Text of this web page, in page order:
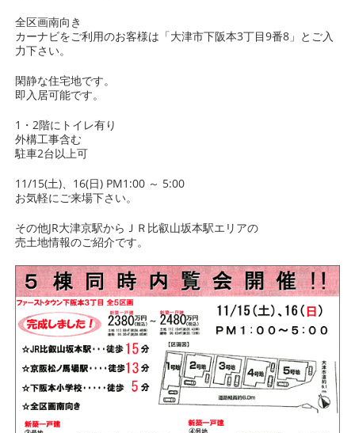
全区画南向き
カーナビをご利用のお客様は「大津市下阪本3丁目9番8」とご入
力下さい。
閑静な住宅地です。
即入居可能です。
1・2階にトイレ有り
外構工事含む
駐車2台以上可
11/15(土)、16(日) PM1:00 ～ 5:00
お気軽にご来場下さい。
その他JR大津京駅からＪＲ比叡山坂本駅エリアの
売土地情報のご紹介です。